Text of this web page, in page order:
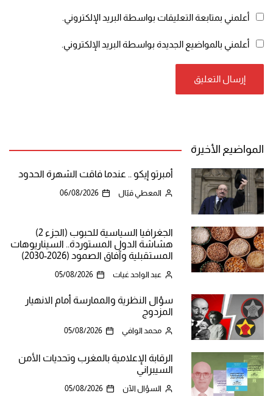
أعلمني بمتابعة التعليقات بواسطة البريد الإلكتروني.
أعلمني بالمواضيع الجديدة بواسطة البريد الإلكتروني.
المواضيع الأخيرة
أمبرتو إيكو .. عندما فاقت الشهرة الحدود
المعطي قبّال 06/08/2026
الجغرافيا السياسية للحبوب (الجزء 2)
هشاشة الدول المستوردة.. السيناريوهات
المستقبلية وآفاق الصمود (2026-2030)
عبد الواحد غيات 05/08/2026
سؤال النظرية والممارسة أمام الانهيار
المزدوج
محمد الوافي 05/08/2026
الرقابة الإعلامية بالمغرب وتحديات الأمن
السيبراني
السؤال الآن 05/08/2026